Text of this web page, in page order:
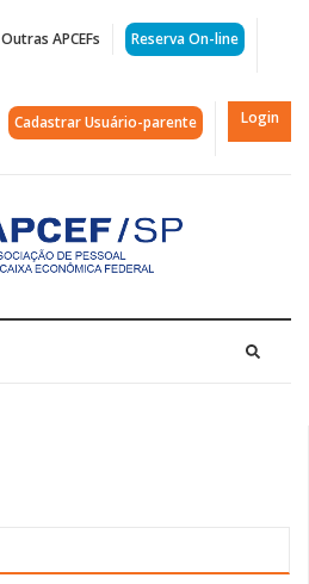
Outras APCEFs Reserva On-line
Cadastrar Usuário-parente Login